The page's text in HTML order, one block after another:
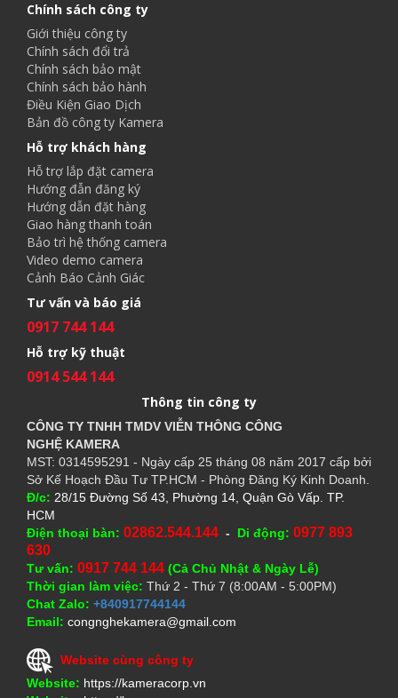
Chính sách công ty
Giới thiệu công ty
Chính sách đổi trả
Chính sách bảo mật
Chính sách bảo hành
Điều Kiện Giao Dịch
Bản đồ công ty Kamera
Hỗ trợ khách hàng
Hỗ trợ lắp đặt camera
Hướng đẫn đăng ký
Hướng dẫn đặt hàng
Giao hàng thanh toán
Bảo trì hệ thống camera
Video demo camera
Cảnh Báo Cảnh Giác
Tư vấn và báo giá
0917 744 144
Hỗ trợ kỹ thuật
0914 544 144
Thông tin công ty
CÔNG TY TNHH TMDV VIỄN THÔNG CÔNG
NGHỆ KAMERA
MST: 0314595291 - Ngày cấp 25 tháng 08 năm 2017 cấp bởi
Sở Kế Hoạch Đầu Tư TP.HCM - Phòng Đăng Ký Kinh Doanh.
Đ/c: 28/15 Đường Số 43, Phường 14, Quận Gò Vấp. TP.
HCM
Điện thoại bàn: 02862.544.144 - Di động: 0977 893
630
Tư vấn: 0917 744 144 (Cả Chủ Nhật & Ngày Lễ)
Thời gian làm việc: Thứ 2 - Thứ 7 (8:00AM - 5:00PM)
Chat Zalo: +840917744144
Email: congnghekamera@gmail.com
Website cùng công ty
Website: https://kameracorp.vn